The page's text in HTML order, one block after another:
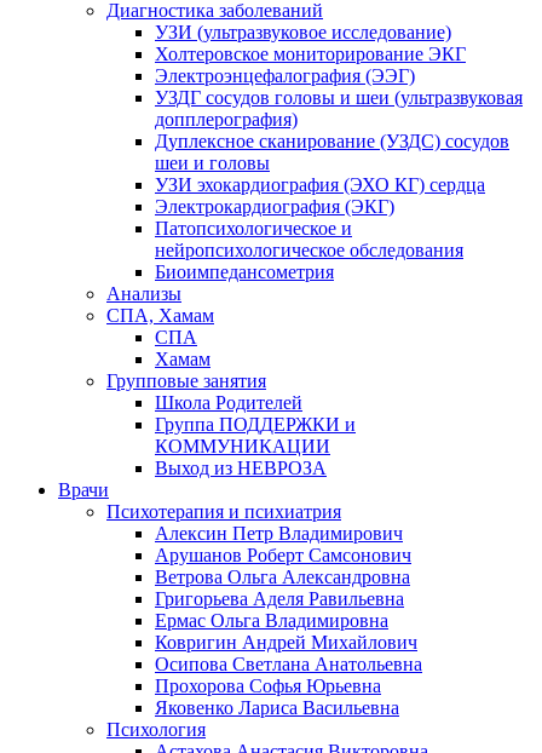
Диагностика заболеваний
УЗИ (ультразвуковое исследование)
Холтеровское мониторирование ЭКГ
Электроэнцефалография (ЭЭГ)
УЗДГ сосудов головы и шеи (ультразвуковая
допплерография)
Дуплексное сканирование (УЗДС) сосудов
шеи и головы
УЗИ эхокардиография (ЭХО КГ) сердца
Электрокардиография (ЭКГ)
Патопсихологическое и
нейропсихологическое обследования
Биоимпедансометрия
Анализы
СПА, Хамам
СПА
Хамам
Групповые занятия
Школа Родителей
Группа ПОДДЕРЖКИ и
КОММУНИКАЦИИ
Выход из НЕВРОЗА
Врачи
Психотерапия и психиатрия
Алексин Петр Владимирович
Арушанов Роберт Самсонович
Ветрова Ольга Александровна
Григорьева Аделя Равильевна
Ермас Ольга Владимировна
Ковригин Андрей Михайлович
Осипова Светлана Анатольевна
Прохорова Софья Юрьевна
Яковенко Лариса Васильевна
Психология